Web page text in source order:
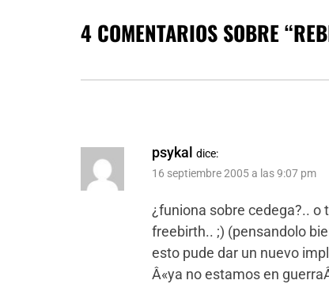
4 COMENTARIOS SOBRE “
psykal dice:
16 septiembre 2005 a las 9:07 pm
¿funiona sobre cedega?..
freebirth.. ;) (pensandolo
esto pude dar un nuevo
Â«ya no estamos en